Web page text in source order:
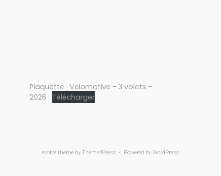
Plaquette_Velomotive - 3 volets -
2026
Télécharger
evolve theme by Theme4Press • Powered by WordPress